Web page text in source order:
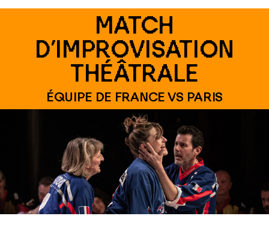
MATCH
D’IMPROVISATION
THÉÂTRALE
ÉQUIPE DE FRANCE VS PARIS